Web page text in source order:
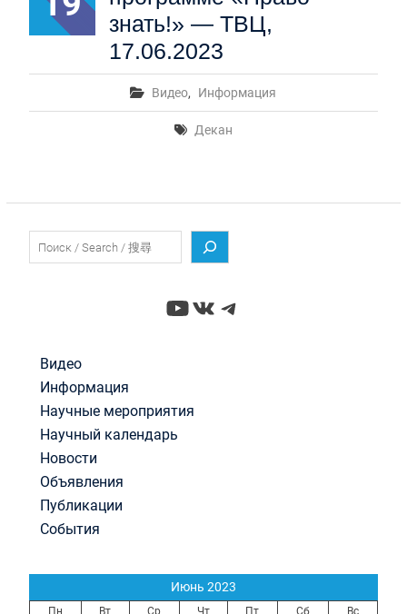
знать!» — ТВЦ,
17.06.2023
Видео, Информация
Декан
YouTube
ВКонтакте
Telegram
Видео
Информация
Научные мероприятия
Научный календарь
Новости
Объявления
Публикации
События
Июнь 2023
Пн Вт Ср Чт Пт Сб
Вс